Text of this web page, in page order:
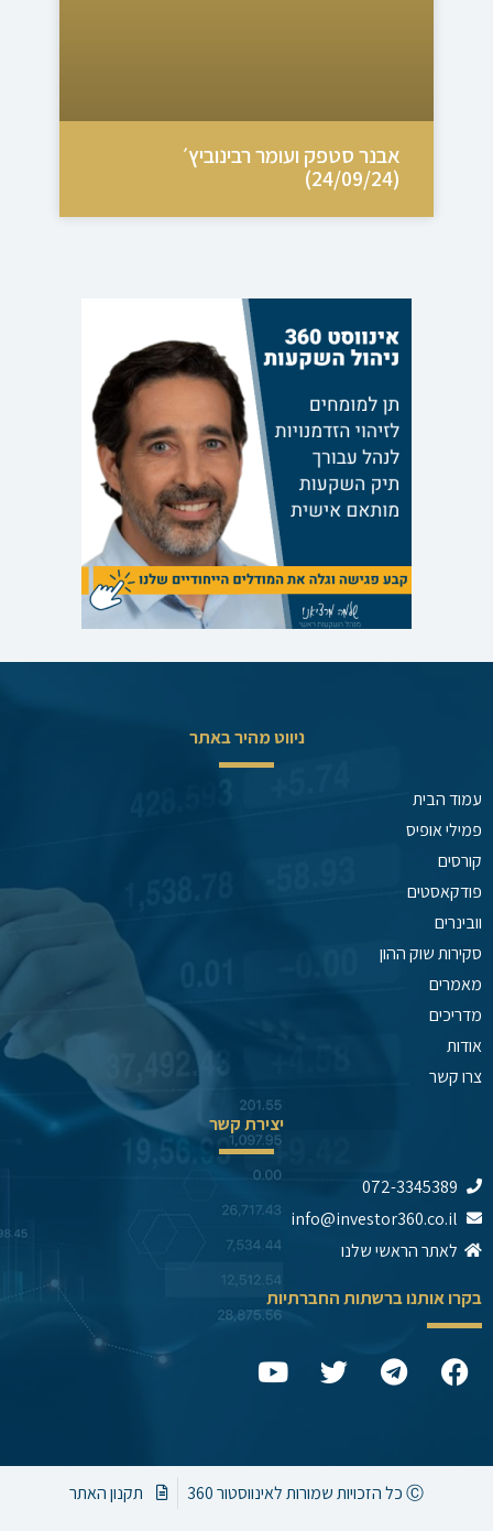
אבנר סטפק ועומר רבינוביץ׳
(24/09/24)
ניווט מהיר באתר
עמוד הבית
פמילי אופיס
קורסים
פודקאסטים
וובינרים
סקירות שוק ההון
מאמרים
מדריכים
אודות
צרו קשר
יצירת קשר
072-3345389
info@investor360.co.il
לאתר הראשי שלנו
בקרו אותנו ברשתות החברתיות
F
a
b
T
e
g
r
T
w
t
e
Y
o
u
b Ⓒ כל הזכויות שמורות לאינווסטור 360 תקנון האתר